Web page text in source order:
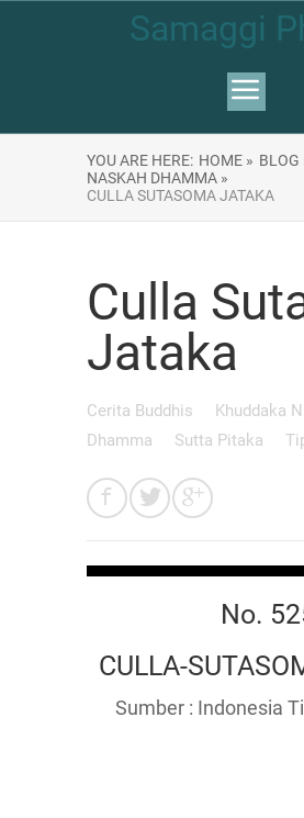
Samaggi
YOU ARE HERE: HOME » BLOG
NASKAH DHAMMA »
CULLA SUTASOMA JATAKA
Culla
Jataka
Cerita Buddhis Khuddaka
Dhamma
Sutta Pitaka
No.
CULLA-
Sumber : Indonesia